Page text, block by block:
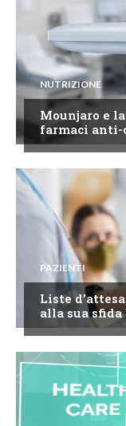
NUTRIZIONE
Mounjaro e
farmaci anti-
PAZIENTI
Liste
alla sua